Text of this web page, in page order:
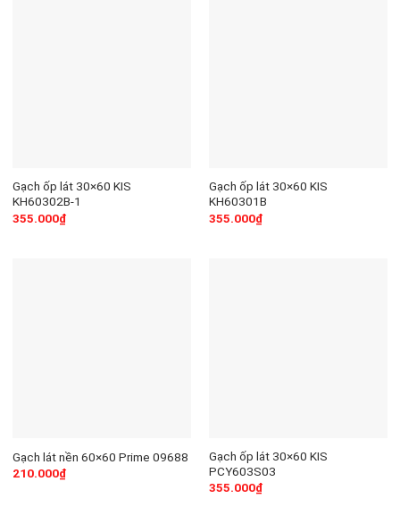
Gạch ốp lát 30×60 KIS
KH60302B-1
355.000₫
Gạch ốp lát 30×60 KIS
KH60301B
355.000₫
Gạch lát nền 60×60 Prime 09688
210.000₫
Gạch ốp lát 30×60 KIS
PCY603S03
355.000₫